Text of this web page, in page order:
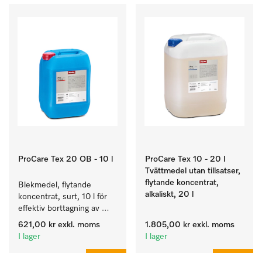
ProCare Tex 20 OB - 10 l
Blekmedel, flytande
koncentrat, surt, 10 l för
effektiv borttagning av
envisa fläckar.
621,00 kr exkl. moms
I lager
ProCare Tex 10 - 20 l
Tvättmedel utan tillsatser,
flytande koncentrat,
alkaliskt, 20 l
1.805,00 kr exkl. moms
I lager